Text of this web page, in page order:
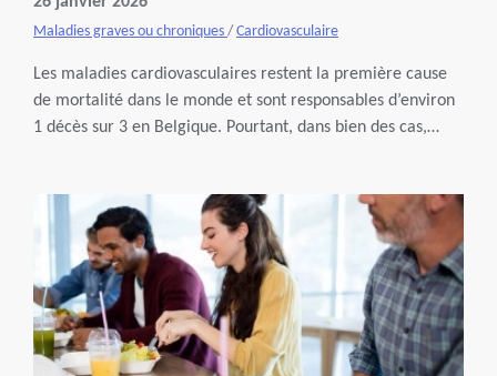
Maladies graves ou chroniques / Cardiovasculaire
Les maladies cardiovasculaires restent la première cause
de mortalité dans le monde et sont responsables d’environ
1 décès sur 3 en Belgique. Pourtant, dans bien des cas,